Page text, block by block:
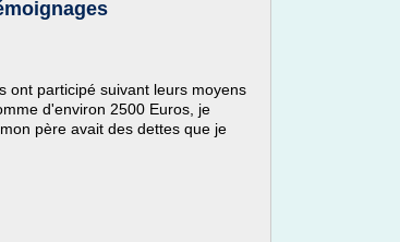
ont participé suivant leurs moyens
d'environ 2500 Euros, je
père avait des dettes que je